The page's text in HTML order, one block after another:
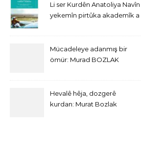
Li ser Kurdên Anatoliya Navîn
yekemîn pirtûka akademîk a
Mücadeleye adanmış bir
ömür: Murad BOZLAK
Hevalê hêja, dozgerê
kurdan: Murat Bozlak